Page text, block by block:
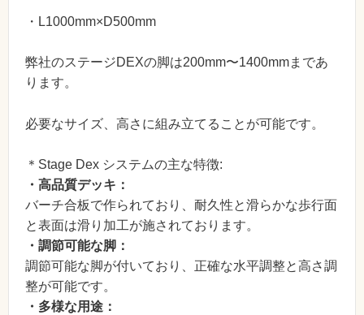
・L1000mm×D500mm
弊社のステージDEXの脚は200mm〜1400mmまであ
ります。
必要なサイズ、高さに組み立てることが可能です。
＊Stage Dex システムの主な特徴:
・高品質デッキ：
バーチ合板で作られており、耐久性と滑らかな歩行面
と表面は滑り加工が施されております。
・調節可能な脚：
調節可能な脚が付いており、正確な水平調整と高さ調
整が可能です。
・多様な用途：